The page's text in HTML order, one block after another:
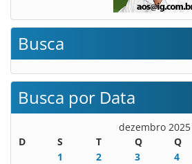
Busca
Busca por Data
dezembro 2025
D
S T Q Q
1
2 3 4